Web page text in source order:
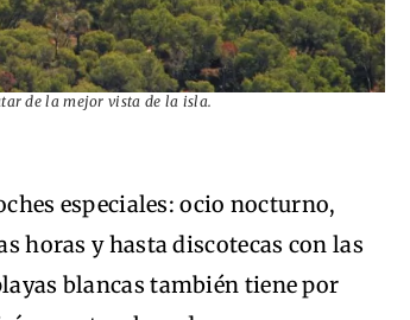
de la mejor vista de la isla.
especiales: ocio nocturno,
horas y hasta discotecas con las
blancas también tiene por